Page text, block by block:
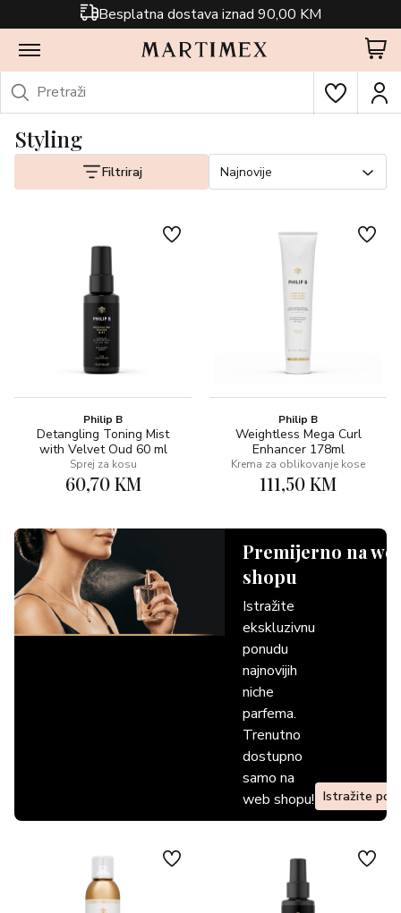
Besplatna dostava iznad 90,00 KM
Styling
Filtriraj Najnovije
Philip B
Detangling Toning Mist
with Velvet Oud 60 ml
Sprej za kosu
60,70 KM
Philip B
Weightless Mega Curl
Enhancer 178ml
Krema za oblikovanje kose
111,50 KM
Premijerno na
shopu
Istražite
ekskluzivnu
ponudu
najnovijih
niche
parfema.
Trenutno
dostupno
samo na
web shopu! Istražite